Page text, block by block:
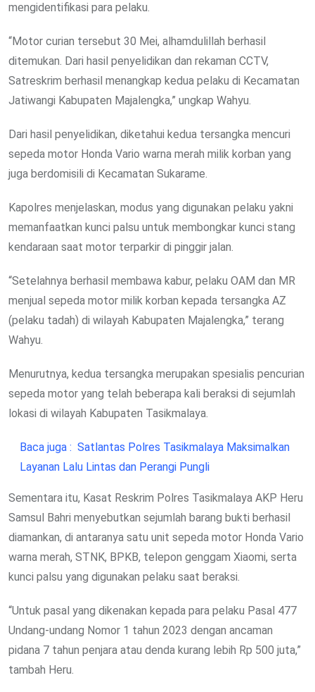
mengidentifikasi para pelaku.
“Motor curian tersebut 30 Mei, alhamdulillah berhasil
ditemukan. Dari hasil penyelidikan dan rekaman CCTV,
Satreskrim berhasil menangkap kedua pelaku di Kecamatan
Jatiwangi Kabupaten Majalengka,” ungkap Wahyu.
Dari hasil penyelidikan, diketahui kedua tersangka mencuri
sepeda motor Honda Vario warna merah milik korban yang
juga berdomisili di Kecamatan Sukarame.
Kapolres menjelaskan, modus yang digunakan pelaku yakni
memanfaatkan kunci palsu untuk membongkar kunci stang
kendaraan saat motor terparkir di pinggir jalan.
“Setelahnya berhasil membawa kabur, pelaku OAM dan MR
menjual sepeda motor milik korban kepada tersangka AZ
(pelaku tadah) di wilayah Kabupaten Majalengka,” terang
Wahyu.
Menurutnya, kedua tersangka merupakan spesialis pencurian
sepeda motor yang telah beberapa kali beraksi di sejumlah
lokasi di wilayah Kabupaten Tasikmalaya.
Baca juga : Satlantas Polres Tasikmalaya Maksimalkan
Layanan Lalu Lintas dan Perangi Pungli
Sementara itu, Kasat Reskrim Polres Tasikmalaya AKP Heru
Samsul Bahri menyebutkan sejumlah barang bukti berhasil
diamankan, di antaranya satu unit sepeda motor Honda Vario
warna merah, STNK, BPKB, telepon genggam Xiaomi, serta
kunci palsu yang digunakan pelaku saat beraksi.
“Untuk pasal yang dikenakan kepada para pelaku Pasal 477
Undang-undang Nomor 1 tahun 2023 dengan ancaman
pidana 7 tahun penjara atau denda kurang lebih Rp 500 juta,”
tambah Heru.